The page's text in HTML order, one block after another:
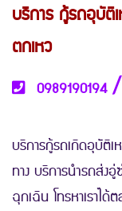
บริการ กู้รถอุบัติ
ตกเหว
0989190194 /
บริการกู้รถเกิดอุบัติ
ทาง บริการนำรถส่ง
ฉุกเฉิน โทรหาเราได้